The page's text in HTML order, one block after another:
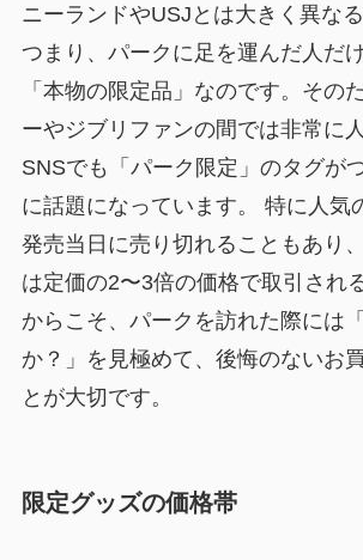
ニーランドやUSJとは大きく異な
つまり、パークに足を運んだ人だ
「本物の限定品」なのです。その
ーやジブリファンの間では非常に
SNSでも「パーク限定」のタグが
に話題になっています。 特に人気
発売当日に売り切れることもあり
は定価の2〜3倍の価格で取引され
からこそ、パークを訪れた際には
か？」を見極めて、後悔のないお
とが大切です。
限定グッズの価格帯